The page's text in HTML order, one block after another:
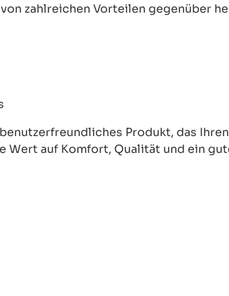
zahlreichen Vorteilen gegenüber
Produkt, das
Wert auf Komfort, Qualität und ein